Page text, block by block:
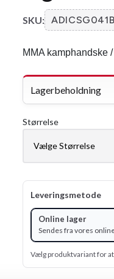
SKU:
MMA
Lagerbeholdning
Størrelse
Leveringsmetode
Online lager
Sendes fra vores
Vælg produktvariant for